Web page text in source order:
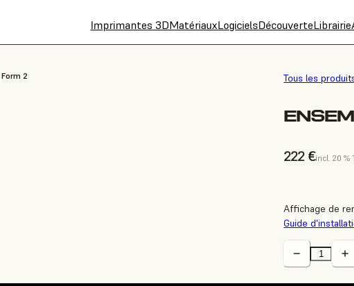
Imprimantes 3DMatériauxLogicielsDécouverteLibrairie
Tous les
222 €incl. 20 %
Form 2
Affichage de
Guide